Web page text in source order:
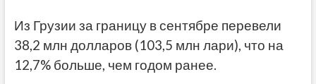
Из Грузии за границу в сентябре перевели
38,2 млн долларов (103,5 млн лари), что на
12,7% больше, чем годом ранее.